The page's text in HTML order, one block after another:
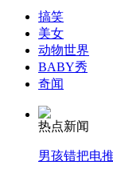
女孩北京地
无痛分娩是
外交部：反
搞笑
美女
动物世界
BABY秀
奇闻
热点新闻
男孩错把电